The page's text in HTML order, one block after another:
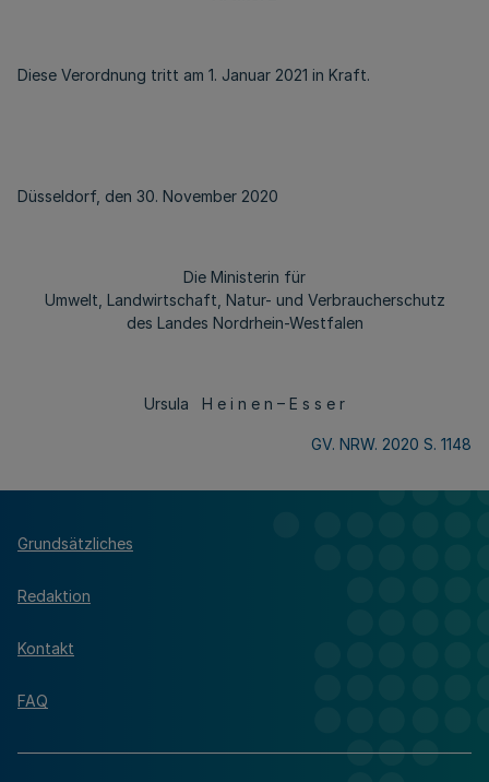
Diese Verordnung tritt am 1. Januar 2021 in Kraft.
Düsseldorf, den 30. November 2020
Die Ministerin für
Umwelt, Landwirtschaft, Natur- und Verbraucherschutz
des Landes Nordrhein-Westfalen
Ursula H e i n e n – E s s e r
GV. NRW. 2020 S. 1148
Grundsätzliches
Redaktion
Kontakt
FAQ